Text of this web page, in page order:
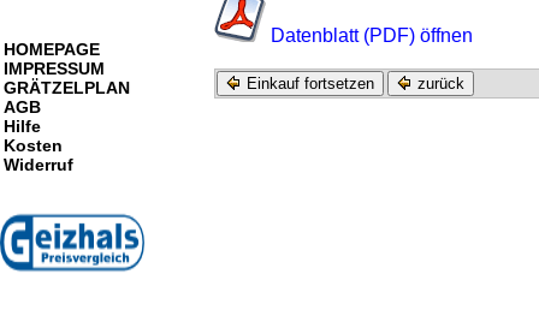
Datenblatt (PDF) öffnen
Einkauf fortsetzen zurück
HOMEPAGE
IMPRESSUM
GRÄTZELPLAN
AGB
Hilfe
Kosten
Widerruf